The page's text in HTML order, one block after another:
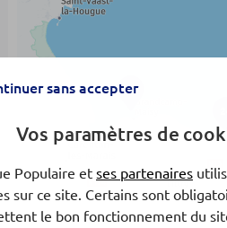
22
sans accepter
Vos paramètres de
Populaire et ses partenaires
sur ce site. Certains sont
le bon fonctionnement du